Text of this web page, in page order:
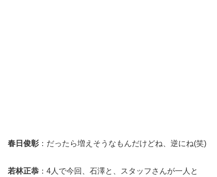
春日俊彰 ：だったら増えそうなもんだけどね、逆にね(笑)
若林正恭 ：4人で今回、石澤と、スタッフさんが一人と